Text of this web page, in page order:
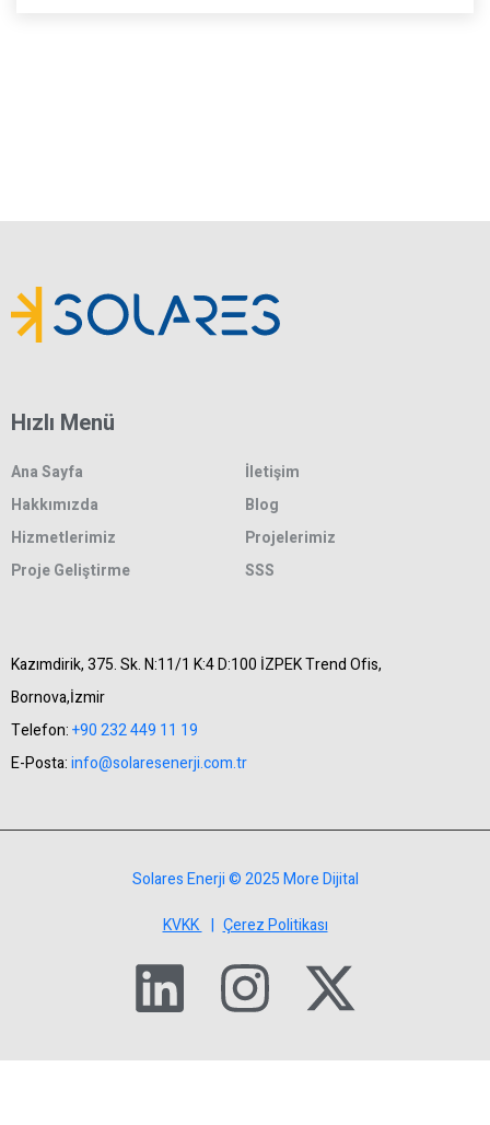
Hızlı Menü
Ana Sayfa
İletişim
Hakkımızda
Blog
Hizmetlerimiz
Projelerimiz
Proje Geliştirme
SSS
Kazımdirik, 375. Sk. N:11/1 K:4 D:100 İZPEK Trend Ofis,
Bornova,İzmir
Telefon:+90 232 449 11 19
E-Posta:info@solaresenerji.com.tr
Solares Enerji © 2025 More Dijital
KVKK | Çerez Politikası